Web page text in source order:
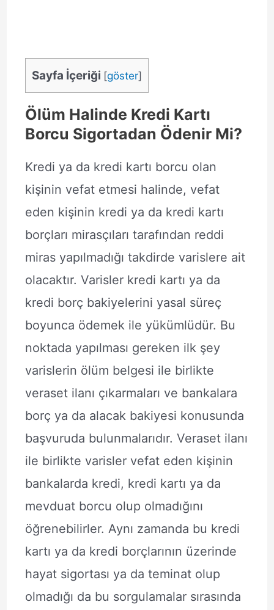
Sayfa İçeriği [göster]
Ölüm Halinde Kredi Kartı
Borcu Sigortadan Ödenir Mi?
Kredi ya da kredi kartı borcu olan
kişinin vefat etmesi halinde, vefat
eden kişinin kredi ya da kredi kartı
borçları mirasçıları tarafından reddi
miras yapılmadığı takdirde varislere ait
olacaktır. Varisler kredi kartı ya da
kredi borç bakiyelerini yasal süreç
boyunca ödemek ile yükümlüdür. Bu
noktada yapılması gereken ilk şey
varislerin ölüm belgesi ile birlikte
veraset ilanı çıkarmaları ve bankalara
borç ya da alacak bakiyesi konusunda
başvuruda bulunmalarıdır. Veraset ilanı
ile birlikte varisler vefat eden kişinin
bankalarda kredi, kredi kartı ya da
mevduat borcu olup olmadığını
öğrenebilirler. Aynı zamanda bu kredi
kartı ya da kredi borçlarının üzerinde
hayat sigortası ya da teminat olup
olmadığı da bu sorgulamalar sırasında